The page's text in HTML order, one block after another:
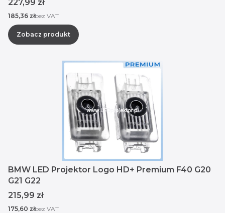
227,99 zł
Cena
185,36 złbez VAT
Zobacz produkt
BMW LED Projektor Logo HD+ Premium F40 G20
G21 G22
Cena
215,99 zł
Cena
175,60 złbez VAT